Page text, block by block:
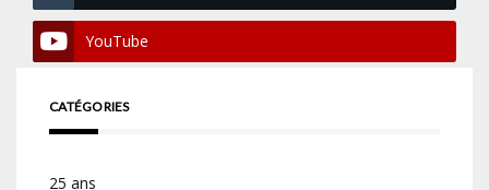
YouTube
CATÉGORIES
25 ans